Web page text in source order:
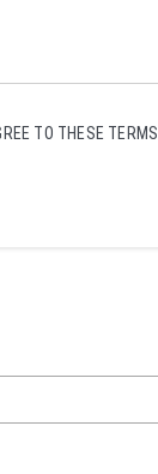
TO THESE TERMS